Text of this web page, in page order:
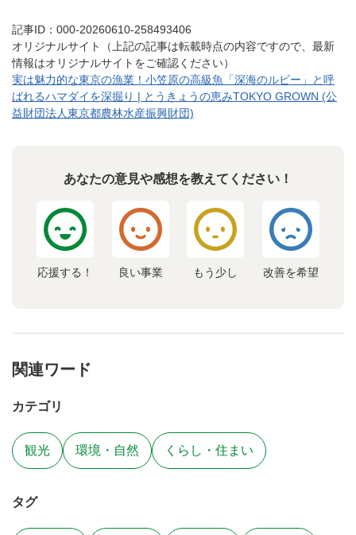
記事ID：000-20260610-258493406
オリジナルサイト（上記の記事は転載時点の内容ですので、最新
情報はオリジナルサイトをご確認ください）
実は魅力的な東京の漁業！小笠原の高級魚「深海のルビー」と呼
ばれるハマダイを深掘り | とうきょうの恵みTOKYO GROWN (公
益財団法人東京都農林水産振興財団)
あなたの意見や感想を教えてください！
応援する！ 良い事業 もう少し 改善を希望
関連ワード
カテゴリ
観光 環境・自然 くらし・住まい
タグ